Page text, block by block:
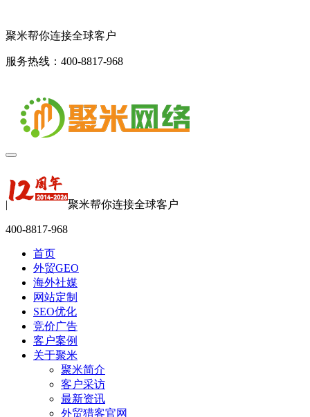
聚米帮你连接全球客户
服务热线：400-8817-968
| 聚米帮你连接全球客户
400-8817-968
首页
外贸GEO
海外社媒
网站定制
SEO优化
竞价广告
客户案例
关于聚米
聚米简介
客户采访
最新资讯
外贸猎客官网